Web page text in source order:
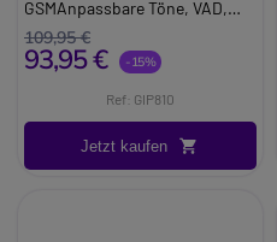
GSMAnpassbare Töne, VAD,
CNGBildschirmgröße: 3,36",
320x240 px, TFT12 SIP Konten,
Schnittstellen: 2x Gigabit
2.0Stromversorgung: Po.
109,95 €
93,95 € -15%
Ref: GIP810
Jetzt kaufen